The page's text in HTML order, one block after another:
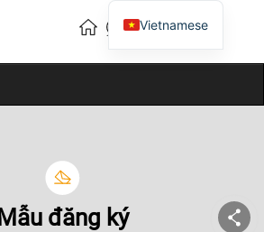
Mẫu đăng ký
Vietnamese